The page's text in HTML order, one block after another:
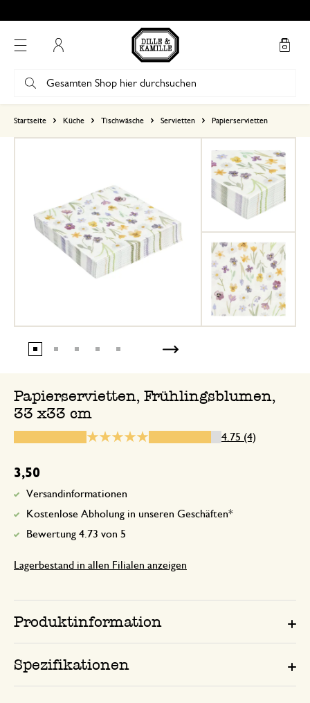
Startseite Küche Tischwäsche Servietten Papierservietten
Papierservietten, Frühlingsblumen,
33 x33 cm
4.75 (4)
3,50
Versandinformationen
Kostenlose Abholung in unseren Geschäften*
Bewertung 4.73 von 5
Lagerbestand in allen Filialen anzeigen
Produktinformation
Spezifikationen
2
1
Nur Bewertung, ohne Kommentar
Nur Bewertung, ohne Kommentar
Schöne Farben.
Schöne Farben.